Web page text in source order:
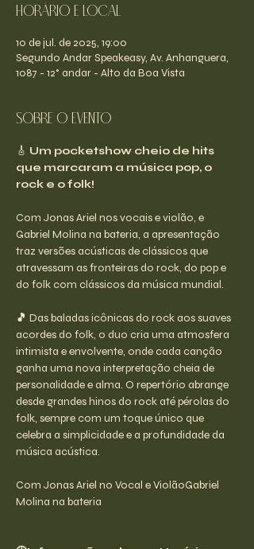
Horário e Local
10 de jul. de 2025, 19:00
Segundo Andar Speakeasy, Av. Anhanguera,
1087 - 12° andar - Alto da Boa Vista
Sobre o evento
🎸 Um pocketshow cheio de hits
que marcaram a música pop, o
rock e o folk!
Com Jonas Ariel nos vocais e violão, e
Gabriel Molina na bateria, a apresentação
traz versões acústicas de clássicos que
atravessam as fronteiras do rock, do pop e
do folk com clássicos da música mundial.
🎵 Das baladas icônicas do rock aos suaves
acordes do folk, o duo cria uma atmosfera
intimista e envolvente, onde cada canção
ganha uma nova interpretação cheia de
personalidade e alma. O repertório abrange
desde grandes hinos do rock até pérolas do
folk, sempre com um toque único que
celebra a simplicidade e a profundidade da
música acústica.
Com Jonas Ariel no Vocal e ViolãoGabriel
Molina na bateria